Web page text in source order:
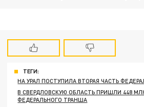
ТЕГИ:
НА УРАЛ ПОСТУПИЛА ВТОРАЯ ЧАСТЬ
В СВЕРДЛОВСКУЮ ОБЛАСТЬ ПРИШЛИ 448
ФЕДЕРАЛЬНОГО ТРАНША